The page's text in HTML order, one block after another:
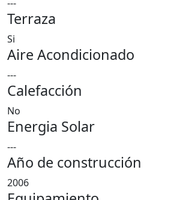
---
Terraza
Si
Aire Acondicionado
---
Calefacción
No
Energia Solar
---
Año de construcción
2006